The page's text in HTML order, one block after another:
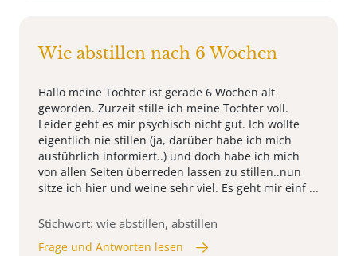
Wie abstillen nach 6 Wochen
Hallo meine Tochter ist gerade 6 Wochen alt
geworden. Zurzeit stille ich meine Tochter voll.
Leider geht es mir psychisch nicht gut. Ich wollte
eigentlich nie stillen (ja, darüber habe ich mich
ausführlich informiert..) und doch habe ich mich
von allen Seiten überreden lassen zu stillen..nun
sitze ich hier und weine sehr viel. Es geht mir einf ...
Stichwort: wie abstillen, abstillen
Frage und Antworten lesen